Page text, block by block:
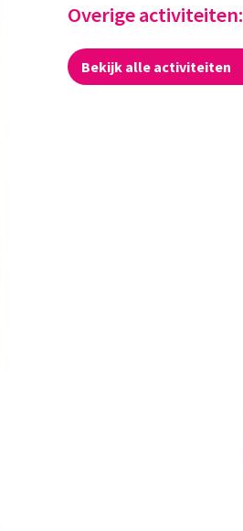
Overige activiteiten:
Bekijk alle activiteiten